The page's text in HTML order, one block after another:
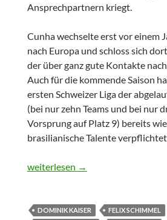
Ansprechpartnern kriegt.
Cunha wechselte erst vor einem
nach Europa und schloss sich
der über ganz gute Kontakte
Auch für die kommende Saison
ersten Schweizer Liga der
(bei nur zehn Teams und bei nur
Vorsprung auf Platz 9) bereits
brasilianische Talente
Transfers: Cunha, Kaiser
weiterlesen →
DOMINIK KAISER FELIX SCHIMMEL